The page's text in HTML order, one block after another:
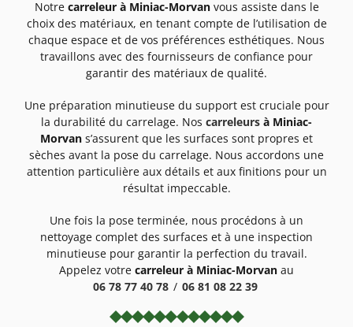
Notre carreleur à Miniac-Morvanvous assiste dans le
choix des matériaux, en tenant compte de l’utilisation de
chaque espace et de vos préférences esthétiques. Nous
travaillons avec des fournisseurs de confiance pour
garantir des matériaux de qualité.
Une préparation minutieuse du support est cruciale pour
la durabilité du carrelage. Nos carreleurs à Miniac-
Morvan s’assurent que les surfaces sont propres et
sèches avant la pose du carrelage. Nous accordons une
attention particulière aux détails et aux finitions pour un
résultat impeccable.
Une fois la pose terminée, nous procédons à un
nettoyage complet des surfaces et à une inspection
minutieuse pour garantir la perfection du travail.
Appelez votre carreleur à Miniac-Morvan au
06 78 77 40 78 / 06 81 08 22 39